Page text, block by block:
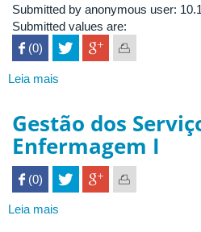
Submitted by anonymous user:
Submitted values are:
 (0)
Leia mais
Estatística
Gestão dos
Enfermagem I
 (0)
Leia mais